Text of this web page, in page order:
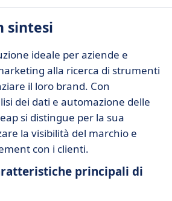
sintesi
ideale per aziende e
alla ricerca di strumenti
il loro brand. Con
dei dati e automazione delle
si distingue per la sua
la visibilità del marchio e
con i clienti.
principali di